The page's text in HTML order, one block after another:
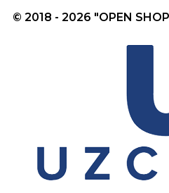
© 2018 - 2026 "OPEN